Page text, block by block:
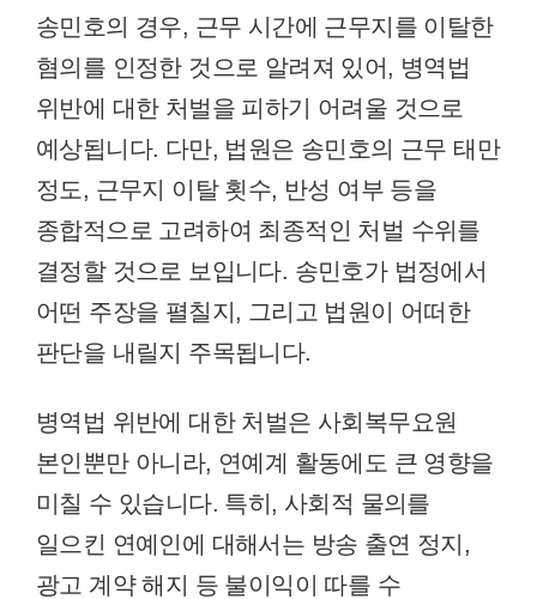
송민호의 경우, 근무 시간에 근무지를 이탈한
혐의를 인정한 것으로 알려져 있어, 병역법
위반에 대한 처벌을 피하기 어려울 것으로
예상됩니다. 다만, 법원은 송민호의 근무 태만
정도, 근무지 이탈 횟수, 반성 여부 등을
종합적으로 고려하여 최종적인 처벌 수위를
결정할 것으로 보입니다. 송민호가 법정에서
어떤 주장을 펼칠지, 그리고 법원이 어떠한
판단을 내릴지 주목됩니다.
병역법 위반에 대한 처벌은 사회복무요원
본인뿐만 아니라, 연예계 활동에도 큰 영향을
미칠 수 있습니다. 특히, 사회적 물의를
일으킨 연예인에 대해서는 방송 출연 정지,
광고 계약 해지 등 불이익이 따를 수